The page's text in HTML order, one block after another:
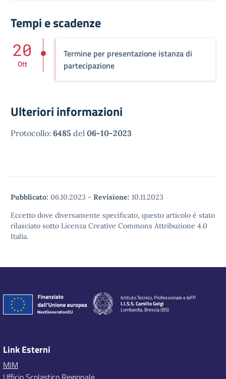
Tempi e scadenze
Termine per presentazione istanza di
partecipazione
20
Ott
Ulteriori informazioni
Protocollo: 6485 del 06-10-2023
Pubblicato: 06.10.2023 - Revisione: 10.11.2023
Eccetto dove diversamente specificato, questo articolo è stato
rilasciato sotto Licenza Creative Commons Attribuzione 4.0
Italia.
Istituto Tecnico, Professionale e IeFP
I.I.S.S. Camillo Golgi
Lombardia, Brescia (BS)
Link Esterni
MIM